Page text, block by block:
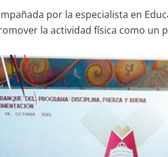
por la especialista en
la actividad física como un